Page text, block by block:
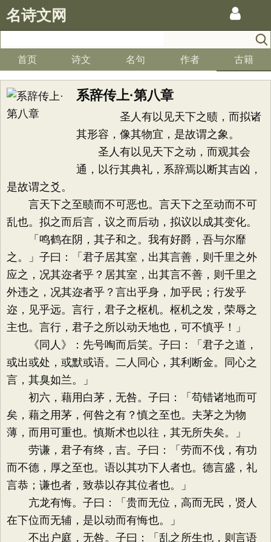
名诗文网
首页 诗文 名句 作者 古籍
系辞传上·第八章
圣人有以见天下之赜，而拟诸
其形容，像其物宜，是故谓之象。
圣人有以见天下之动，而观其会
通，以行其典礼，系辞焉以断其吉凶，
是故谓之爻。
言天下之至赜而不可恶也。言天下之至动而不可
乱也。拟之而后言，议之而后动，拟议以成其变化。
「鸣鹤在阴，其子和之。我有好爵，吾与尔靡
之。」子曰：「君子居其室，出其言善，则千里之外
应之，况其迩者乎？居其室，出其言不善，则千里之
外违之，况其迩者乎？言出乎身，加乎民；行发乎
迩，见乎远。言行，君子之枢机。枢机之发，荣辱之
主也。言行，君子之所以动天地也，可不慎乎！」
《同人》：先号啕而后笑。子曰：「君子之道，
或出或处，或默或语。二人同心，其利断金。同心之
言，其臭如兰。」
初六，藉用白茅，无咎。子曰：「苟错诸地而可
矣，藉之用茅，何咎之有？慎之至也。夫茅之为物
薄，而用可重也。慎斯术也以往，其无所失矣。」
劳谦，君子有终，吉。子曰：「劳而不伐，有功
而不德，厚之至也。语以其功下人者也。德言盛，礼
言恭；谦也者，致恭以存其位者也。」
亢龙有悔。子曰：「贵而无位，高而无民，贤人
在下位而无辅，是以动而有悔也。」
不出户庭，无咎。子曰：「乱之所生也，则言语